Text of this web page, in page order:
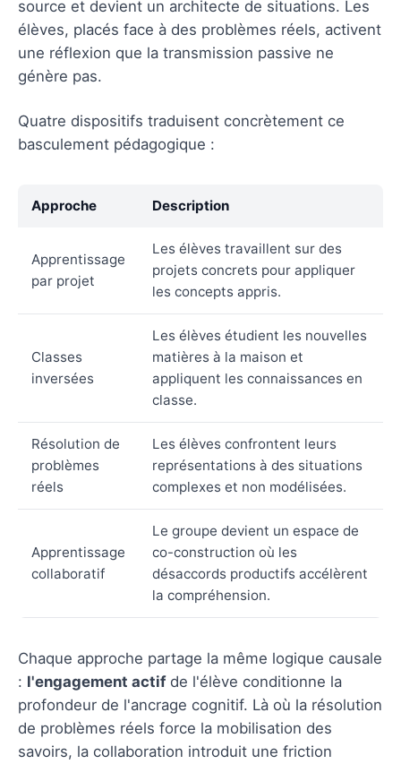
source et devient un architecte de situations. Les
élèves, placés face à des problèmes réels, activent
une réflexion que la transmission passive ne
génère pas.
Quatre dispositifs traduisent concrètement ce
basculement pédagogique :
Approche Description
Apprentissage
par projet
Les élèves travaillent sur des
projets concrets pour appliquer
les concepts appris.
Classes
inversées
Les élèves étudient les nouvelles
matières à la maison et
appliquent les connaissances en
classe.
Résolution de
problèmes
réels
Les élèves confrontent leurs
représentations à des situations
complexes et non modélisées.
Apprentissage
collaboratif
Le groupe devient un espace de
co-construction où les
désaccords productifs accélèrent
la compréhension.
Chaque approche partage la même logique causale
: l'engagement actifde l'élève conditionne la
profondeur de l'ancrage cognitif. Là où la résolution
de problèmes réels force la mobilisation des
savoirs, la collaboration introduit une friction